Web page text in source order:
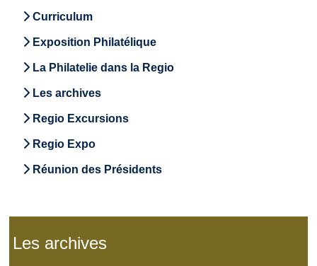
Curriculum
Exposition Philatélique
La Philatelie dans la Regio
Les archives
Regio Excursions
Regio Expo
Réunion des Présidents
Les archives